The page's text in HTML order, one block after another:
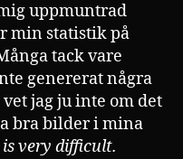
uppmuntrad
min statistik på
tack vare
genererat några
jag ju inte om det
bra bilder i mina
very difficult.